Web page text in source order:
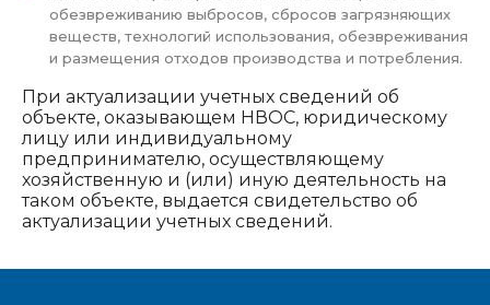
обезвреживанию выбросов, сбросов загрязняющих
веществ, технологий использования, обезвреживания
и размещения отходов производства и потребления.
При актуализации учетных сведений об
объекте, оказывающем НВОС, юридическому
лицу или индивидуальному
предпринимателю, осуществляющему
хозяйственную и (или) иную деятельность на
таком объекте, выдается свидетельство об
актуализации учетных сведений.